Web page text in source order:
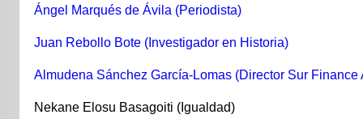
Ángel Marqués de Ávila (Periodista)
Juan Rebollo Bote (Investigador en Historia)
Almudena Sánchez García-Lomas (Director Sur Finance
Nekane Elosu Basagoiti (Igualdad)